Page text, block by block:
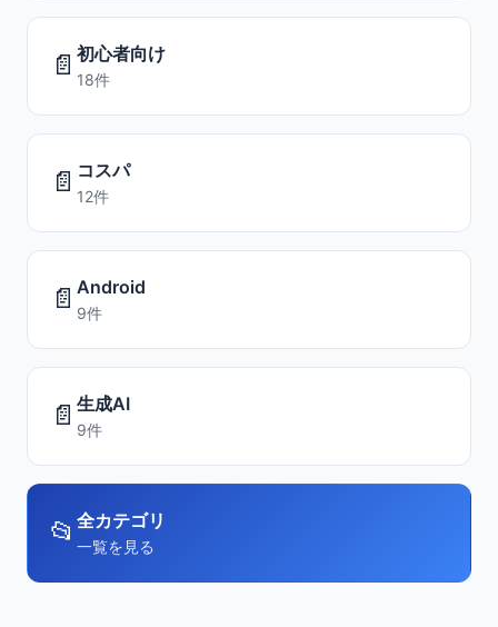
📄 初心者向け
18件
📄 コスパ
12件
📄 Android
9件
📄 生成AI
9件
📂 全カテゴリ
一覧を見る